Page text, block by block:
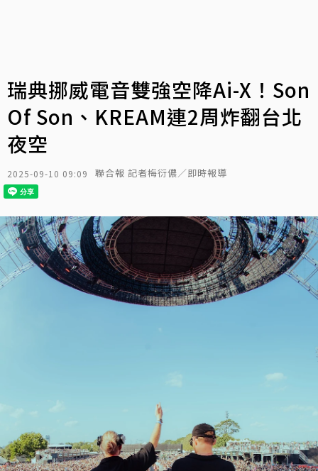
瑞典挪威電音雙強空降Ai-X！Son
Of Son、KREAM連2周炸翻台北
夜空
2025-09-10 09:09 聯合報 記者梅衍儂／即時報導